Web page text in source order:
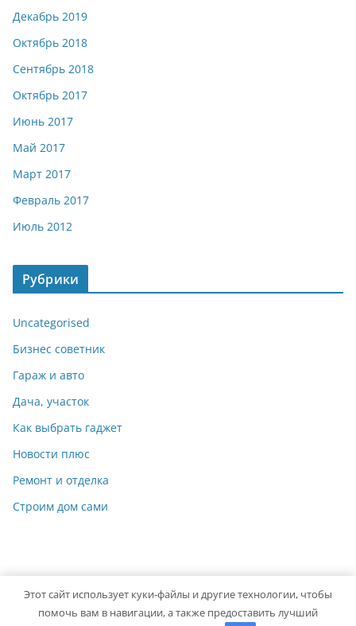
Декабрь 2019
Октябрь 2018
Сентябрь 2018
Октябрь 2017
Июнь 2017
Май 2017
Март 2017
Февраль 2017
Июль 2012
Рубрики
Uncategorised
Бизнес советник
Гараж и авто
Дача, участок
Как выбрать гаджет
Новости плюс
Ремонт и отделка
Строим дом сами
Copyright © 2026 Мастер на Все Руки. Powered byColorMag
Этот сайт использует куки-файлы и другие технологии, чтобы
помочь вам в навигации, а также предоставить лучший